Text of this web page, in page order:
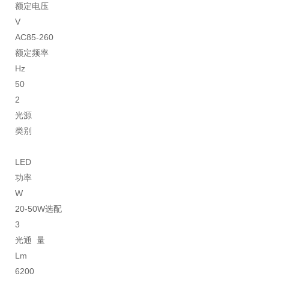
额定电压
V
AC85-260
额定频率
Hz
50
2
光源
类别
LED
功率
W
20-50W选配
3
光通 量
Lm
6200